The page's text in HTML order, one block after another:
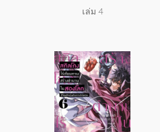
เล่ม 4